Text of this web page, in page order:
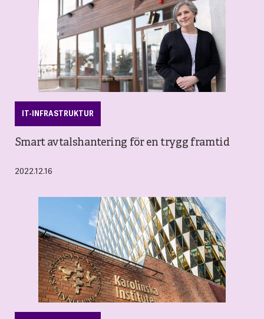
IT-INFRASTRUKTUR
Smart avtalshantering för en trygg framtid
2022.12.16